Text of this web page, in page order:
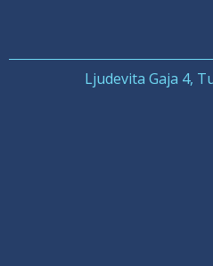
Ljudevita Gaja 4,